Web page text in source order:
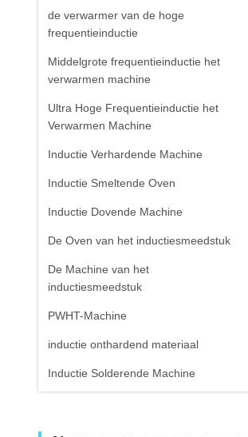
de verwarmer van de hoge
frequentieinductie
Middelgrote frequentieinductie het
verwarmen machine
Ultra Hoge Frequentieinductie het
Verwarmen Machine
Inductie Verhardende Machine
Inductie Smeltende Oven
Inductie Dovende Machine
De Oven van het inductiesmeedstuk
De Machine van het
inductiesmeedstuk
PWHT-Machine
inductie onthardend materiaal
Inductie Solderende Machine